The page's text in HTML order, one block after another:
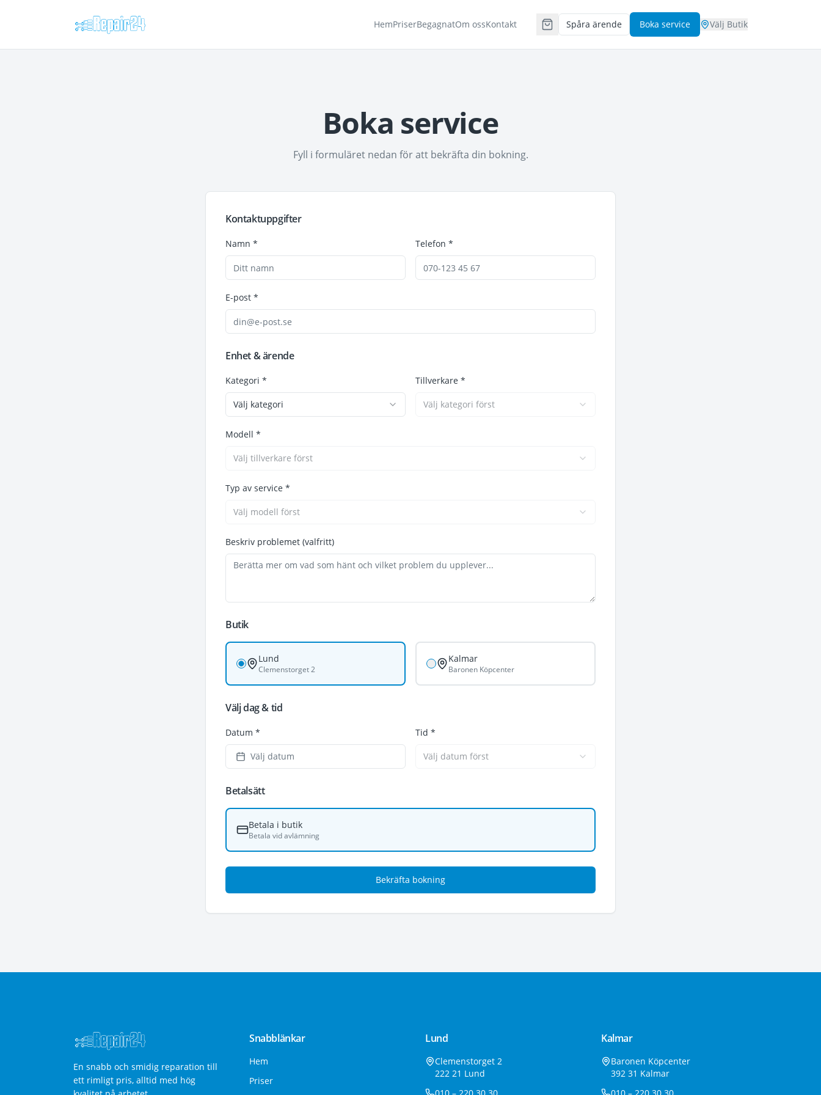
HemPriserBegagnatOm ossKontakt Spåra ärende Boka service Välj Butik
Boka service
Fyll i formuläret nedan för att bekräfta din bokning.
Kontaktuppgifter
Namn * Telefon *
E-post *
Enhet & ärende
Kategori *
Välj kategori
Tillverkare *
Välj kategori först
Modell *
Välj tillverkare först
Typ av service *
Välj modell först
Beskriv problemet (valfritt)
Butik
Lund
Clemenstorget 2
Kalmar
Baronen Köpcenter
Välj dag & tid
Datum *
Välj datum
Tid *
Välj datum först
Betalsätt
Betala i butik
Betala vid avlämning
Bekräfta bokning
En snabb och smidig reparation till
ett rimligt pris, alltid med hög
Snabblänkar
Hem
Priser
Lund
Clemenstorget 2
222 21 Lund
Kalmar
Baronen Köpcenter
392 31 Kalmar